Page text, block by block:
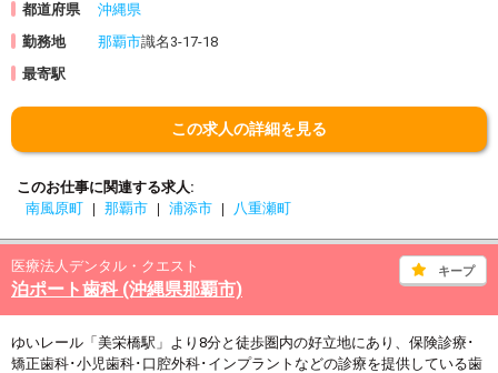
都道府県
沖縄県
勤務地
那覇市識名3-17-18
最寄駅
この求人の詳細を見る
このお仕事に関連する求人
南風原町
那覇市 浦添市 八重瀬町
キープ
医療法人デンタル・クエスト
泊ポート歯科 (沖縄県那覇市)
ゆいレール「美栄橋駅」より8分と徒歩圏内の好立地にあり、保険診療･
矯正歯科･小児歯科･口腔外科･インプラントなどの診療を提供している歯